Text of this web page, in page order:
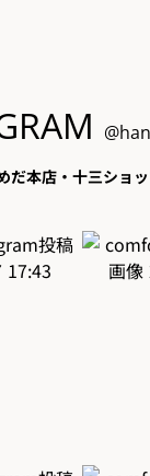
だ本店・十三ショ